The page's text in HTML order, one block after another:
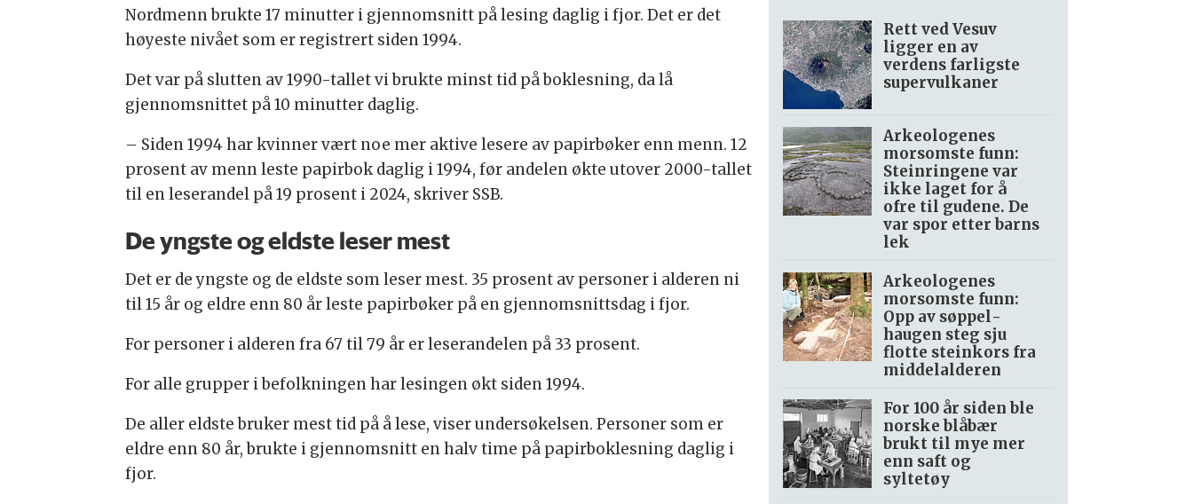
Rett ved Vesuv
ligger en av
verdens farligste
supervulkaner
Arkeologenes
morsomste funn:
Steinringene var
ikke laget for å
ofre til gudene. De
var spor etter barns
lek
Arkeologenes
morsomste funn:
Opp av søppel­
haugen steg sju
flotte steinkors fra
middelalderen
For 100 år siden ble
norske blåbær
brukt til mye mer
enn saft og
syltetøy
Nordmenn brukte 17 minutter i gjennomsnitt på lesing daglig i fjor. Det er det
høyeste nivået som er registrert siden 1994.
Det var på slutten av 1990-tallet vi brukte minst tid på boklesning, da lå
gjennomsnittet på 10 minutter daglig.
– Siden 1994 har kvinner vært noe mer aktive lesere av papirbøker enn menn. 12
prosent av menn leste papirbok daglig i 1994, før andelen økte utover 2000-tallet
til en leserandel på 19 prosent i 2024, skriver SSB.
De yngste og eldste leser mest
Det er de yngste og de eldste som leser mest. 35 prosent av personer i alderen ni
til 15 år og eldre enn 80 år leste papirbøker på en gjennomsnittsdag i fjor.
For personer i alderen fra 67 til 79 år er leserandelen på 33 prosent.
For alle grupper i befolkningen har lesingen økt siden 1994.
De aller eldste bruker mest tid på å lese, viser undersøkelsen. Personer som er
eldre enn 80 år, brukte i gjennomsnitt en halv time på papirboklesning daglig i
fjor.